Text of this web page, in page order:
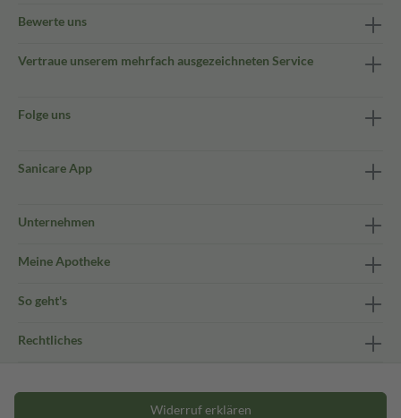
Bewerte uns
Vertraue unserem mehrfach ausgezeichneten Service
Folge uns
Sanicare App
Unternehmen
Meine Apotheke
So geht's
Rechtliches
Widerruf erklären